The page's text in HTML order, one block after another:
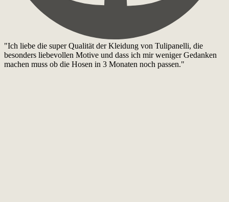
"Ich liebe die super Qualität der Kleidung von Tulipanelli, die
besonders liebevollen Motive und dass ich mir weniger Gedanken
machen muss ob die Hosen in 3 Monaten noch passen."